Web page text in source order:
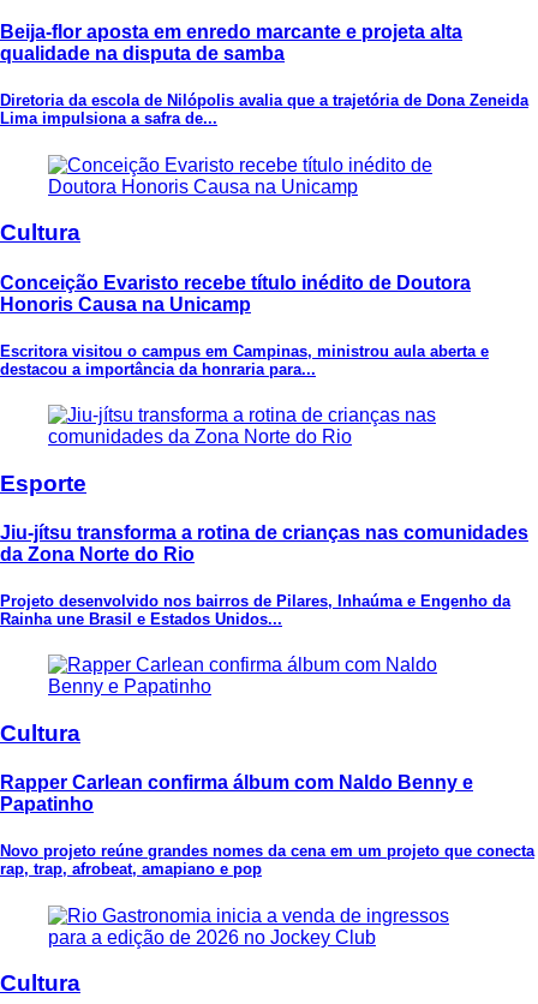
Beija-flor aposta em enredo marcante e projeta alta
qualidade na disputa de samba
Diretoria da escola de Nilópolis avalia que a trajetória de Dona Zeneida
Lima impulsiona a safra de...
Cultura
Conceição Evaristo recebe título inédito de Doutora
Honoris Causa na Unicamp
Escritora visitou o campus em Campinas, ministrou aula aberta e
destacou a importância da honraria para...
Esporte
Jiu-jítsu transforma a rotina de crianças nas comunidades
da Zona Norte do Rio
Projeto desenvolvido nos bairros de Pilares, Inhaúma e Engenho da
Rainha une Brasil e Estados Unidos...
Cultura
Rapper Carlean confirma álbum com Naldo Benny e
Papatinho
Novo projeto reúne grandes nomes da cena em um projeto que conecta
rap, trap, afrobeat, amapiano e pop
Cultura